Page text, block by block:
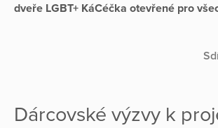
dveře LGBT+ KáCéčka otevřené pro
Dárcovské výzvy k